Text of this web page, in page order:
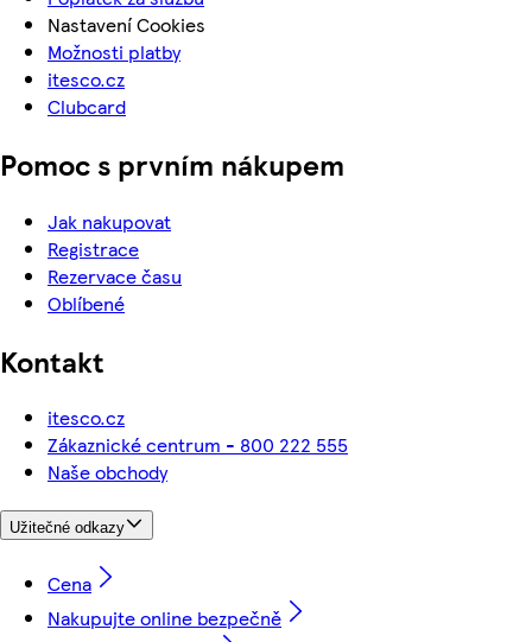
Nastavení Cookies
Možnosti platby
itesco.cz
Clubcard
Pomoc s prvním nákupem
Jak nakupovat
Registrace
Rezervace času
Oblíbené
Kontakt
itesco.cz
Zákaznické centrum - 800 222 555
Naše obchody
Užitečné odkazy
Cena
Nakupujte online bezpečně